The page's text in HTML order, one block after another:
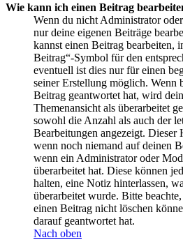
Wie kann ich einen Beitrag
Wenn du nicht Administrator
nur deine eigenen Beiträge
kannst einen Beitrag bearbeiten,
Beitrag“-Symbol für den
eventuell ist dies nur für einen
seiner Erstellung möglich. Wenn
Beitrag geantwortet hat, wird
Themenansicht als überarbeitet
sowohl die Anzahl als auch der
Bearbeitungen angezeigt. Dieser
wenn noch niemand auf deinen
wenn ein Administrator oder
überarbeitet hat. Diese können
halten, eine Notiz hinterlassen,
überarbeitet wurde. Bitte
einen Beitrag nicht löschen
darauf geantwortet hat.
Nach oben